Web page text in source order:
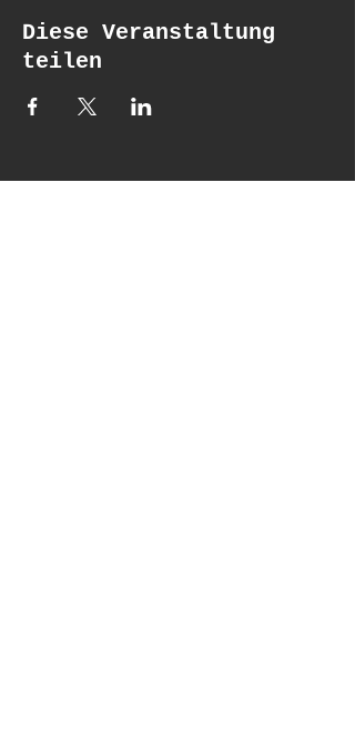
Diese Veranstaltung
teilen